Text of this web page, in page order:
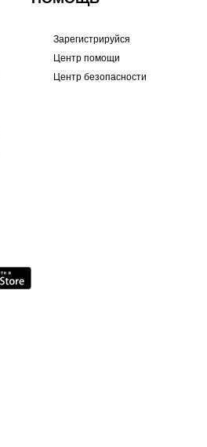
Зарегистрируйся
Центр помощи
Центр безопасности